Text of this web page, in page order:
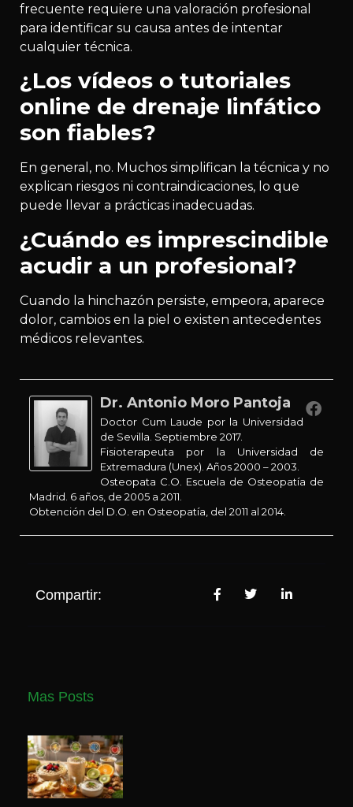
frecuente requiere una valoración profesional
para identificar su causa antes de intentar
cualquier técnica.
¿Los vídeos o tutoriales
online de drenaje linfático
son fiables?
En general, no. Muchos simplifican la técnica y no
explican riesgos ni contraindicaciones, lo que
puede llevar a prácticas inadecuadas.
¿Cuándo es imprescindible
acudir a un profesional?
Cuando la hinchazón persiste, empeora, aparece
dolor, cambios en la piel o existen antecedentes
médicos relevantes.
Dr. Antonio Moro Pantoja
Doctor Cum Laude por la Universidad
de Sevilla. Septiembre 2017.
Fisioterapeuta por la Universidad de
Extremadura (Unex). Años 2000 – 2003.
Osteopata C.O. Escuela de Osteopatía de
Madrid. 6 años, de 2005 a 2011.
Obtención del D.O. en Osteopatía, del 2011 al 2014.
Compartir:
Mas Posts